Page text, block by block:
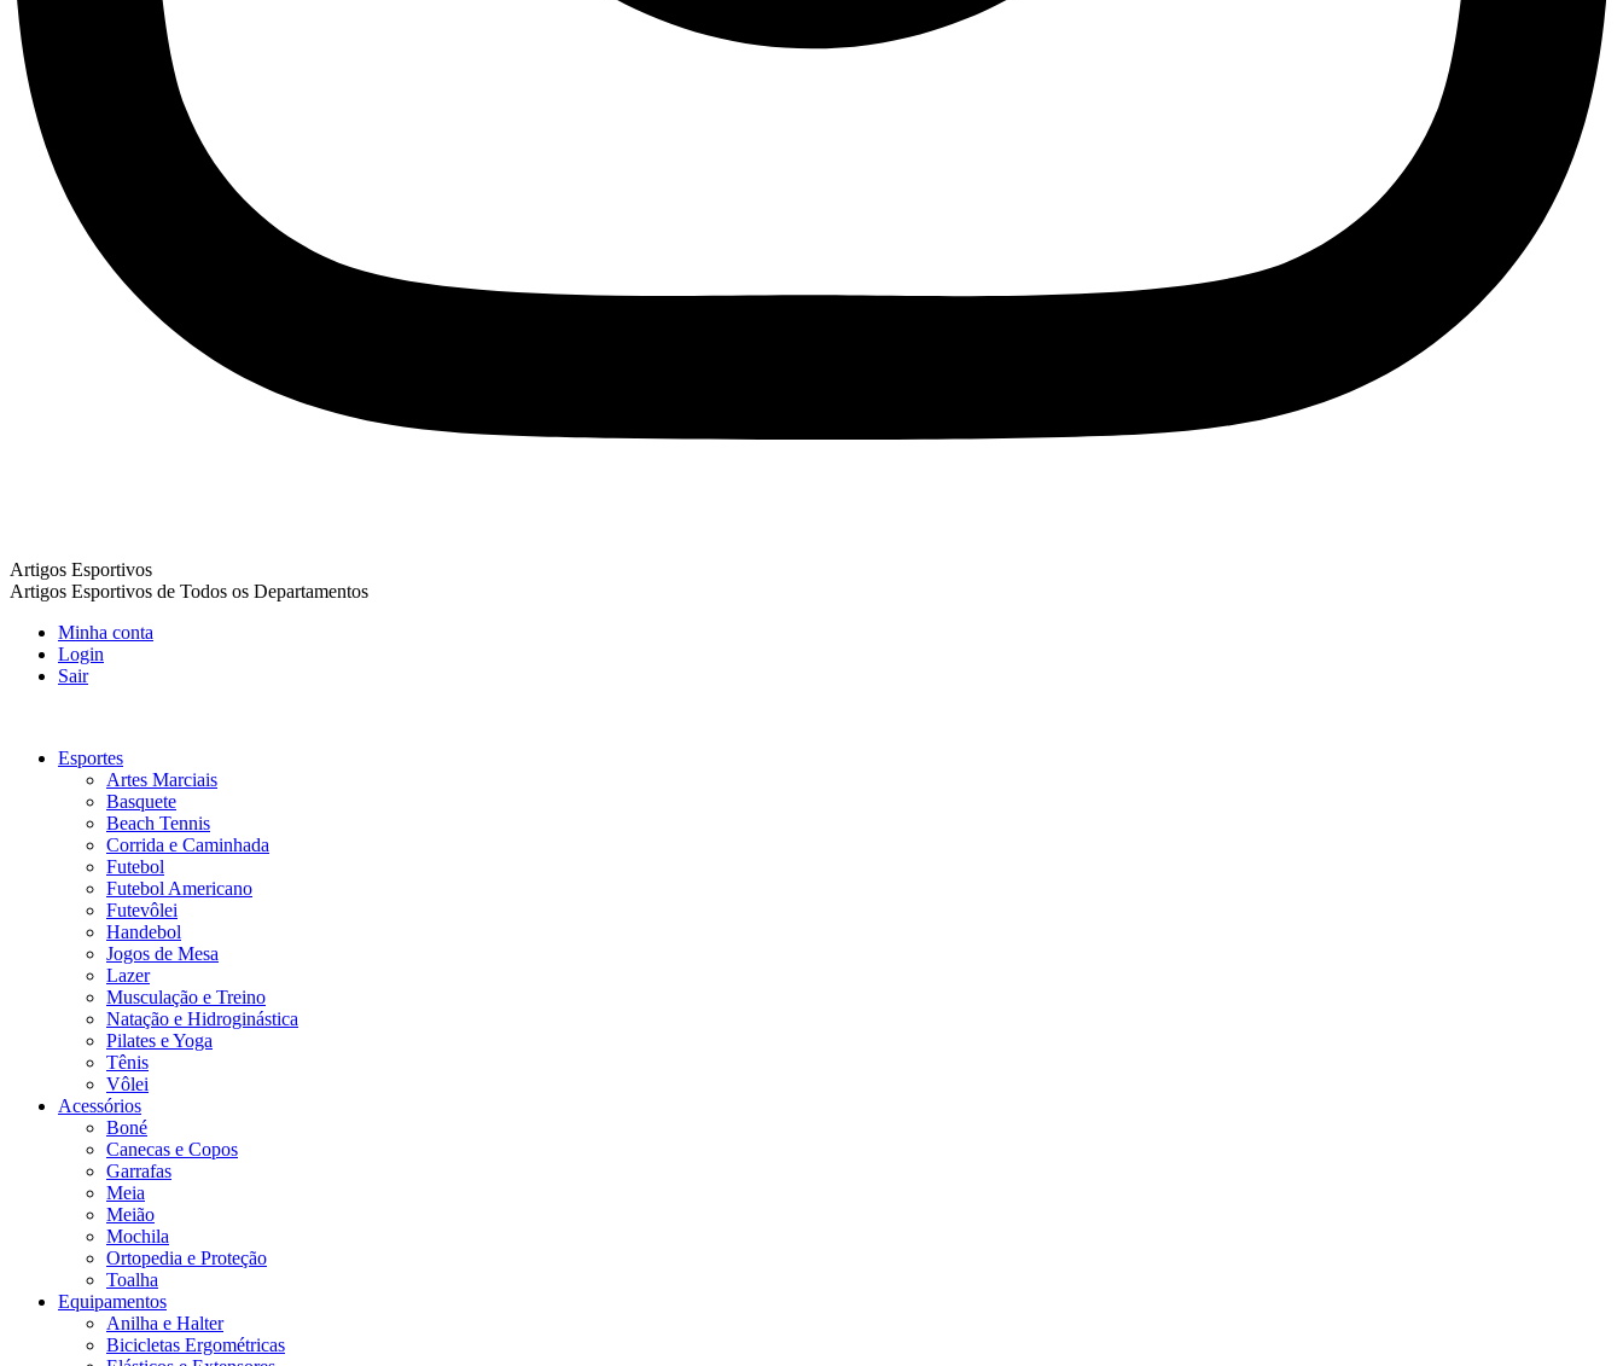
Artigos Esportivos
Artigos Esportivos de Todos os Departamentos
Minha conta
Login
Sair
Esportes
Artes Marciais
Basquete
Beach Tennis
Corrida e Caminhada
Futebol
Futebol Americano
Futevôlei
Handebol
Jogos de Mesa
Lazer
Musculação e Treino
Natação e Hidroginástica
Pilates e Yoga
Tênis
Vôlei
Acessórios
Boné
Canecas e Copos
Garrafas
Meia
Meião
Mochila
Ortopedia e Proteção
Toalha
Equipamentos
Anilha e Halter
Bicicletas Ergométricas